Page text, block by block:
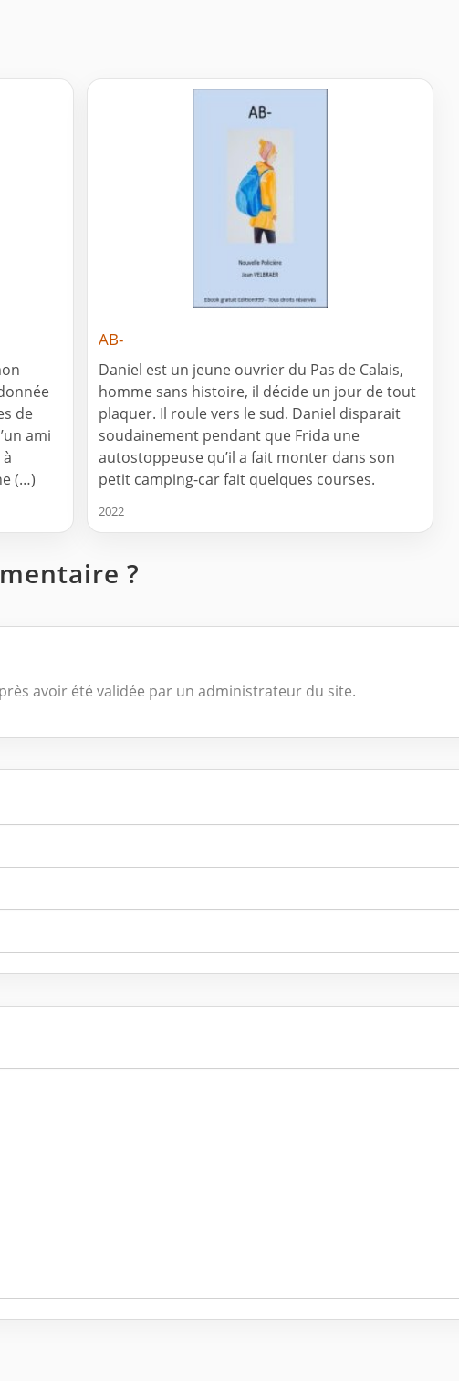
de
ami
(…)
AB-
Daniel est un jeune ouvrier du Pas de Calais,
homme sans histoire, il décide un jour de tout
plaquer. Il roule vers le sud. Daniel disparait
soudainement pendant que Frida une
autostoppeuse qu’il a fait monter dans son
petit camping-car fait quelques courses.
2022
?
avoir été validée par un administrateur du site.